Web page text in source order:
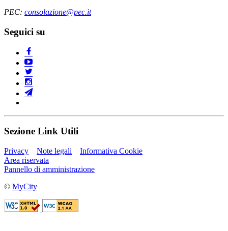
PEC: consolazione@pec.it
Seguici su
Sezione Link Utili
Privacy Note legali
Informativa Cookie
Area riservata
Pannello di amministrazione
© MyCity